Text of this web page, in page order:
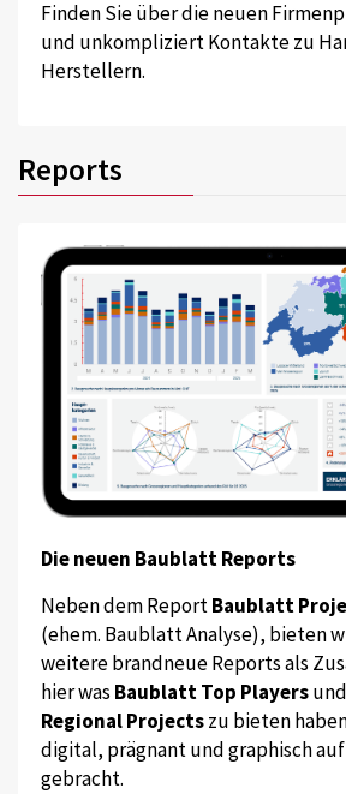
Finden Sie über die neuen
und unkompliziert Kontakte zu
Herstellern.
Reports
Die neuen Baublatt Reports
Neben dem ReportBaublatt
(ehem. Baublatt Analyse), bieten
weitere brandneue Reports als
hier was Baublatt Top Playersund
Regional Projectszu bieten
digital, prägnant und graphisch
gebracht.